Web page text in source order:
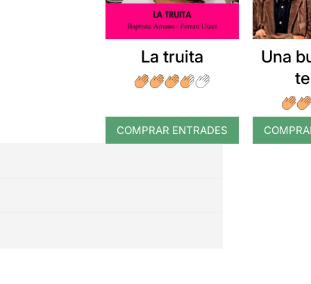
La truita
COMPRAR ENTRADES
Una